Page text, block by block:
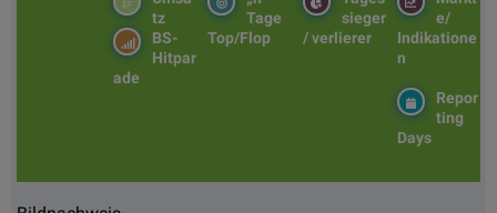
e/
Indikatione
n
sieger
/ verlierer
Tage
Top/Flop
tz
BS-
Hitpar
ade
Repor
ting
Days